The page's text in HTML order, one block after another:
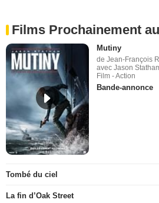
Films Prochainement
Mutiny
de Jean-François
avec Jason
Film - Action
Bande-annonce
Tombé du ciel
La fin d’Oak Street